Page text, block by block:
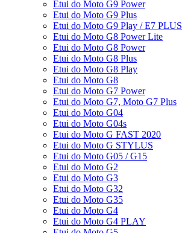
Etui do Moto G9 Power
Etui do Moto G9 Plus
Etui do Moto G9 Play / E7 PLUS
Etui do Moto G8 Power Lite
Etui do Moto G8 Power
Etui do Moto G8 Plus
Etui do Moto G8 Play
Etui do Moto G8
Etui do Moto G7 Power
Etui do Moto G7, Moto G7 Plus
Etui do Moto G04
Etui do Moto G04s
Etui do Moto G FAST 2020
Etui do Moto G STYLUS
Etui do Moto G05 / G15
Etui do Moto G2
Etui do Moto G3
Etui do Moto G32
Etui do Moto G35
Etui do Moto G4
Etui do Moto G4 PLAY